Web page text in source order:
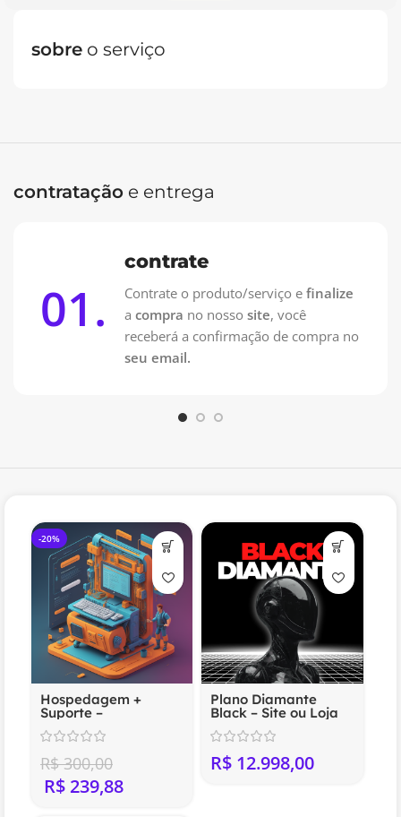
Oferta Especial: Vai pagar no PIX?
sobre o serviço
contratação e entrega
01.
contrate
Contrate o produto/serviço efinalize
acompra no nossosite, você
receberá a confirmação de compra no
seu email.
-20%
Hospedagem +
Suporte –
Compartilhada
(Anual)
R$300,00
R$ 239,88
Plano Diamante
Black – Site ou Loja
Virtual Profissional
R$